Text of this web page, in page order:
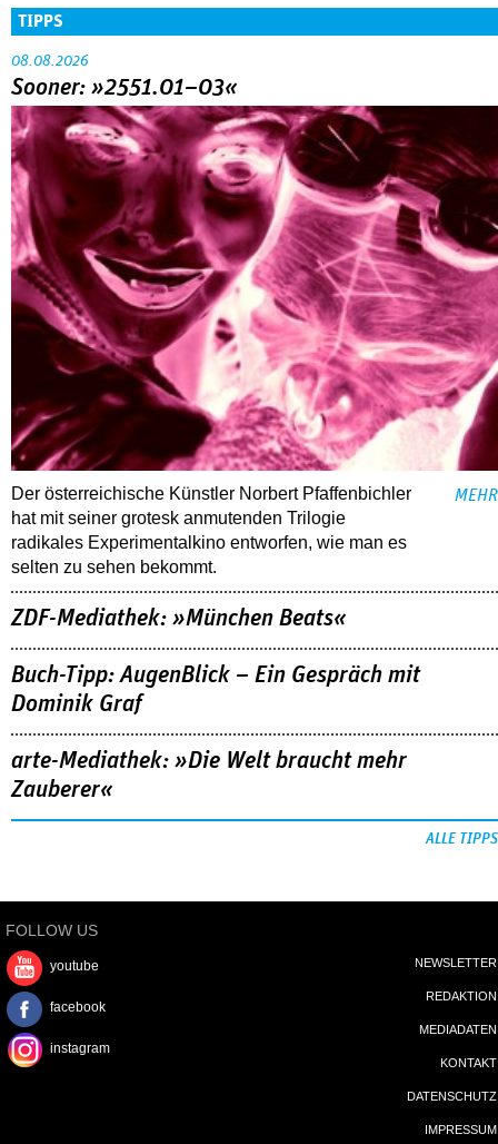
TIPPS
08.08.2026
Sooner: »2551.01–03«
Der österreichische Künstler Norbert Pfaffenbichler
hat mit seiner grotesk anmutenden Trilogie
radikales Experimentalkino entworfen, wie man es
selten zu sehen bekommt.
MEHR
ZDF-Mediathek: »München Beats«
Buch-Tipp: AugenBlick – Ein Gespräch mit
Dominik Graf
arte-Mediathek: »Die Welt braucht mehr
Zauberer«
ALLE TIPPS
FOLLOW US
youtube
facebook
instagram
NEWSLETTER
REDAKTION
MEDIADATEN
KONTAKT
DATENSCHUTZ
IMPRESSUM